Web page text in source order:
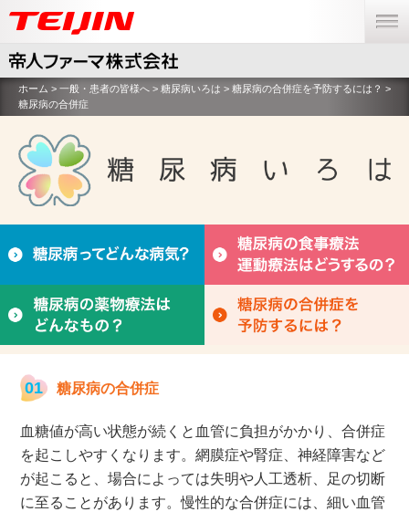
ホーム > 一般・患者の皆様へ > 糖尿病いろは > 糖尿病の合併症を予防するには？ >
糖尿病の合併症
01 糖尿病の合併症
血糖値が高い状態が続くと血管に負担がかかり、合併症
を起こしやすくなります。網膜症や腎症、神経障害など
が起こると、場合によっては失明や人工透析、足の切断
に至ることがあります。慢性的な合併症には、細い血管